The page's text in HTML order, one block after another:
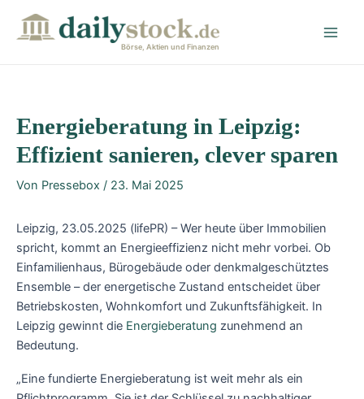
Börse, Aktien und Finanzen
Energieberatung in Leipzig:
Effizient sanieren, clever sparen
Von Pressebox / 23. Mai 2025
Leipzig, 23.05.2025 (lifePR) – Wer heute über Immobilien
spricht, kommt an Energieeffizienz nicht mehr vorbei. Ob
Einfamilienhaus, Bürogebäude oder denkmalgeschütztes
Ensemble – der energetische Zustand entscheidet über
Betriebskosten, Wohnkomfort und Zukunftsfähigkeit. In
Leipzig gewinnt die Energieberatung zunehmend an
Bedeutung.
„Eine fundierte Energieberatung ist weit mehr als ein